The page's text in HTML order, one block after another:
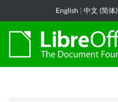
English 中文 (简体)